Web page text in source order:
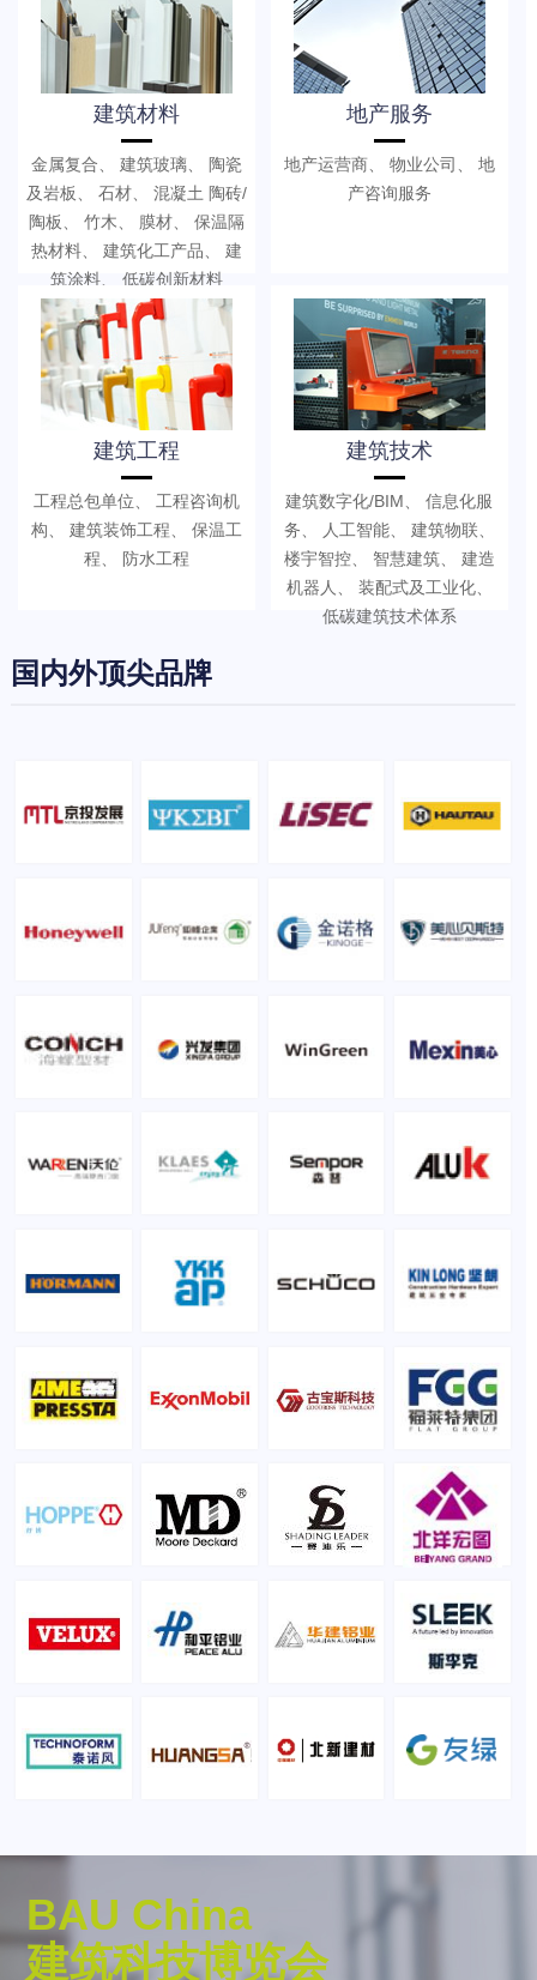
建筑材料
金属复合、 建筑玻璃、 陶瓷
及岩板、 石材、 混凝土 陶砖/
陶板、 竹木、 膜材、 保温隔
热材料、 建筑化工产品、 建
筑涂料、 低碳创新材料
地产服务
地产运营商、 物业公司、 地
产咨询服务
建筑工程
工程总包单位、 工程咨询机
构、 建筑装饰工程、 保温工
程、 防水工程
建筑技术
建筑数字化/BIM、 信息化服
务、 人工智能、 建筑物联、
楼宇智控、 智慧建筑、 建造
机器人、 装配式及工业化、
低碳建筑技术体系
国内外顶尖品牌
BAU China
建筑科技博览会